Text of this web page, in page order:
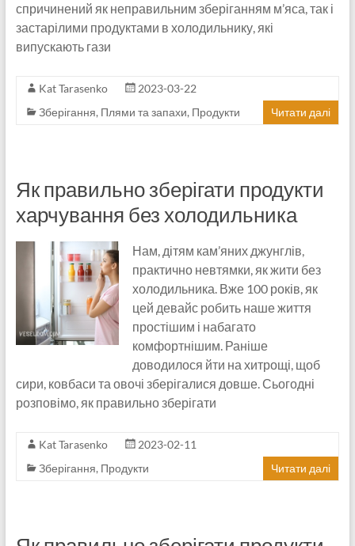
спричинений як неправильним зберіганням м’яса, так і
застарілими продуктами в холодильнику, які
випускають гази
Kat Tarasenko
2023-03-22
Зберігання, Плями та запахи, Продукти Читати далі
Як правильно зберігати продукти
харчування без холодильника
Нам, дітям кам’яних джунглів,
практично невтямки, як жити без
холодильника. Вже 100 років, як
цей девайс робить наше життя
простішим і набагато
комфортнішим. Раніше
доводилося йти на хитрощі, щоб
сири, ковбаси та овочі зберігалися довше. Сьогодні
розповімо, як правильно зберігати
Kat Tarasenko
2023-02-11
Зберігання, Продукти Читати далі